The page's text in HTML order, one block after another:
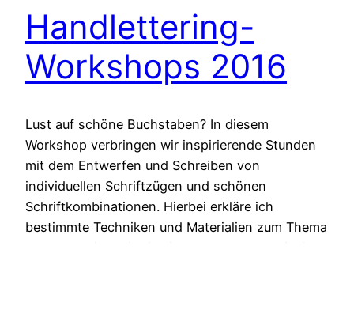
Handlettering-
Workshops 2016
Lust auf schöne Buchstaben? In diesem
Workshop verbringen wir inspirierende Stunden
mit dem Entwerfen und Schreiben von
individuellen Schriftzügen und schönen
Schriftkombinationen. Hierbei erkläre ich
bestimmte Techniken und Materialien zum Thema